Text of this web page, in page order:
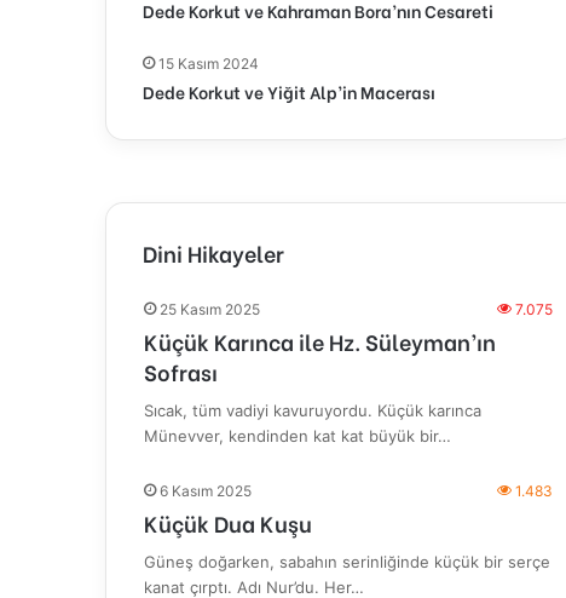
Dede Korkut ve Kahraman Bora’nın Cesareti
15 Kasım 2024
Dede Korkut ve Yiğit Alp’in Macerası
Dini Hikayeler
25 Kasım 2025 7.075
Küçük Karınca ile Hz. Süleyman’ın
Sofrası
Sıcak, tüm vadiyi kavuruyordu. Küçük karınca
Münevver, kendinden kat kat büyük bir…
6 Kasım 2025 1.483
Küçük Dua Kuşu
Güneş doğarken, sabahın serinliğinde küçük bir serçe
kanat çırptı. Adı Nur’du. Her…